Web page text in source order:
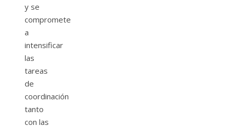
y se
compromete
a
intensificar
las
tareas
de
coordinación
tanto
con las